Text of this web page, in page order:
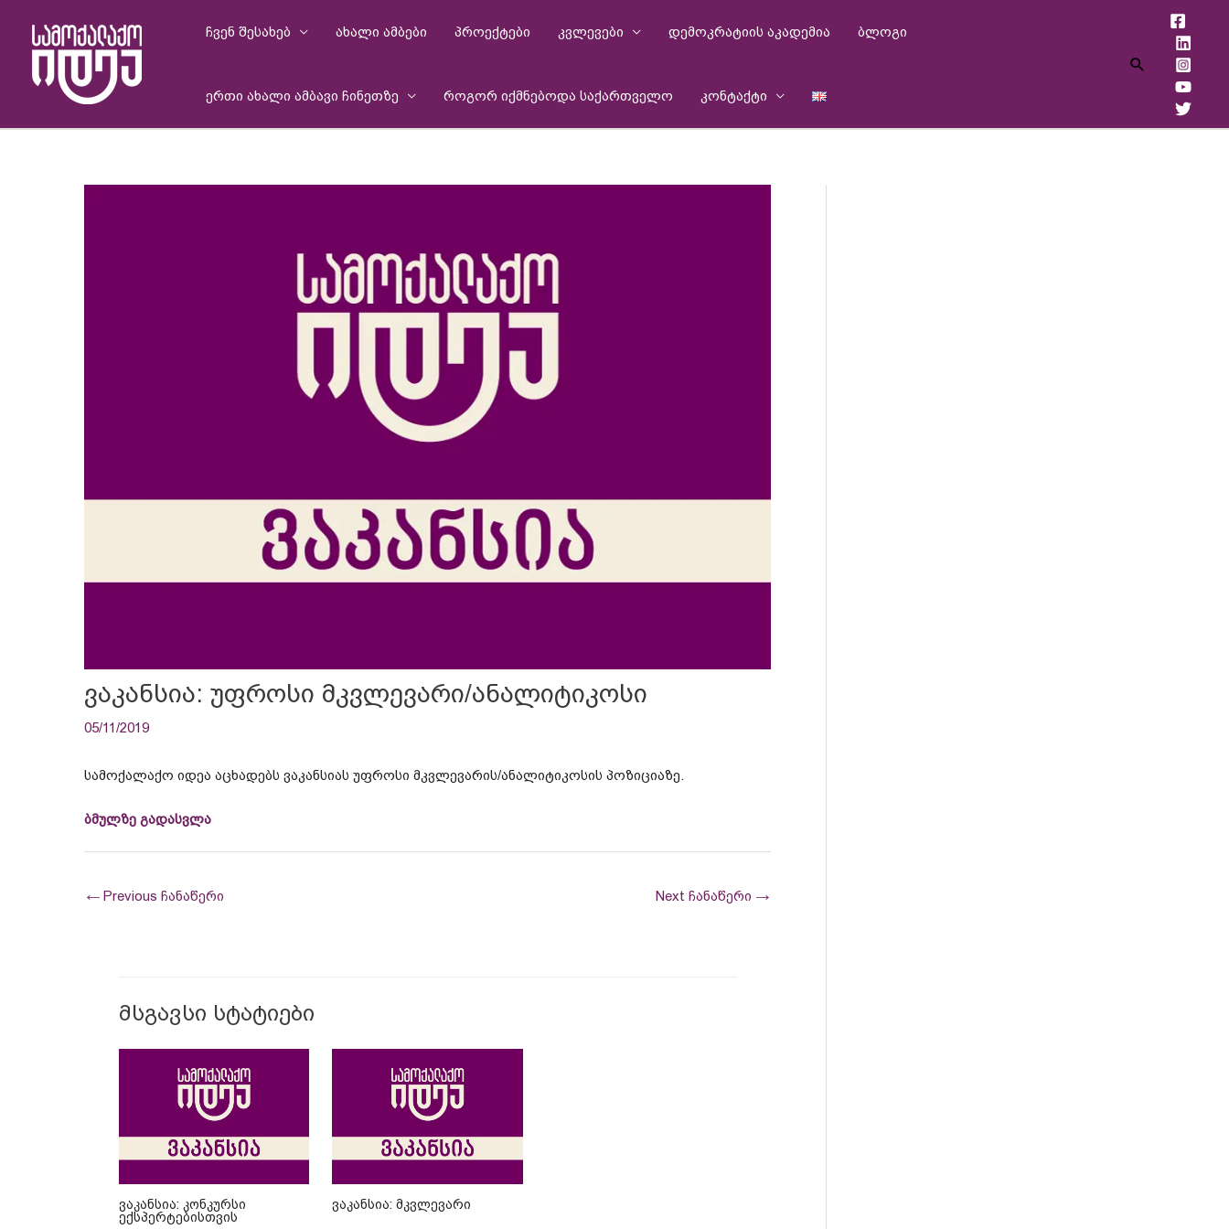
content
ჩვენ შესახებ ახალი ამბები პროექტები კვლევები დემოკრატიის აკადემია ბლოგი
ერთი ახალი ამბავი ჩინეთზე როგორ იქმნებოდა საქართველო კონტაქტი
Search
ვაკანსია: უფროსი მკვლევარი/ანალიტიკოსი
05/11/2019
სამოქალაქო იდეა აცხადებს ვაკანსიას უფროსი მკვლევარის/ანალიტიკოსის პოზიციაზე.
ბმულზე გადასვლა
← Previous ჩანაწერი Next ჩანაწერი →
მსგავსი სტატიები
ვაკანსია: კონკურსი
ექსპერტებისთვის
ვაკანსია: მკვლევარი